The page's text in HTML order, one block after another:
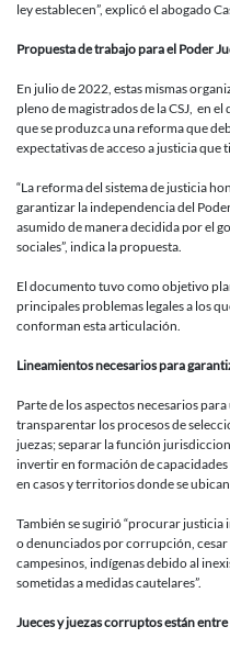
ley establecen”, explicó el abogado
Propuesta de trabajo para el Poder
En julio de 2022, estas mismas
pleno de magistrados de la CSJ, en
que se produzca una reforma que
expectativas de acceso a justicia
“La reforma del sistema de justicia
garantizar la independencia del
asumido de manera decidida por el
sociales”, indica la propuesta.
El documento tuvo como objetivo
principales problemas legales a los
conforman esta articulación.
Lineamientos necesarios para
Parte de los aspectos necesarios
transparentar los procesos de
juezas; separar la función
invertir en formación de
en casos y territorios donde se
También se sugirió “procurar
o denunciados por corrupción, cesar
campesinos, indígenas debido al
sometidas a medidas cautelares”.
Jueces y juezas corruptos están